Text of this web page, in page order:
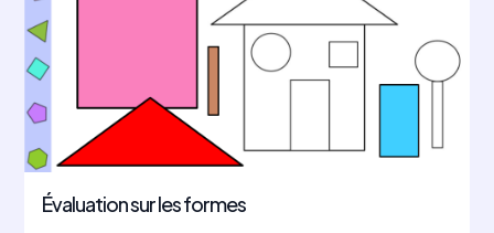
Évaluation sur les formes